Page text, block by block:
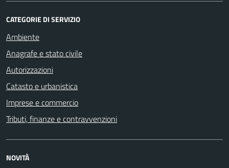
CATEGORIE DI SERVIZIO
Ambiente
Anagrafe e stato civile
Autorizzazioni
Catasto e urbanistica
Imprese e commercio
Tributi, finanze e contravvenzioni
NOVITÀ